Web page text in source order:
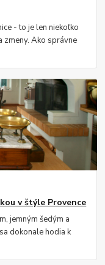
- to je len niekoľko
zmeny. Ako správne
v štýle Provence
jemným šedým a
dokonale hodia k